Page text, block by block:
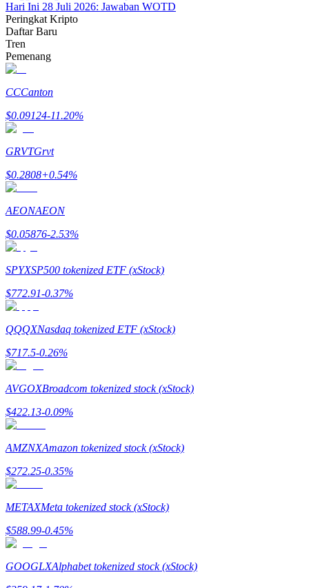
Mitra Bitrue
Afiliasi Bitrue
Undang teman untuk mendapatkan imbalan tunai
Deposit CASHCAT & Win
Hari Ini 28 Juli 2026: Jawaban WOTD
Peringkat Kripto
Daftar Baru
Tren
Pemenang
CCCanton
$0.09124-11.20%
GRVTGrvt
$0.2808+0.54%
AEONAEON
$0.05876-2.53%
SPYXSP500 tokenized ETF (xStock)
$772.91-0.37%
QQQXNasdaq tokenized ETF (xStock)
$717.5-0.26%
AVGOXBroadcom tokenized stock (xStock)
$422.13-0.09%
AMZNXAmazon tokenized stock (xStock)
$272.25-0.35%
METAXMeta tokenized stock (xStock)
$588.99-0.45%
GOOGLXAlphabet tokenized stock (xStock)